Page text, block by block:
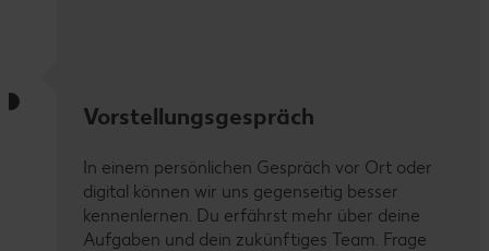
Vorstellungsgespräch
In einem persönlichen Gespräch vor Ort oder
digital können wir uns gegenseitig besser
kennenlernen. Du erfährst mehr über deine
Aufgaben und dein zukünftiges Team. Frage